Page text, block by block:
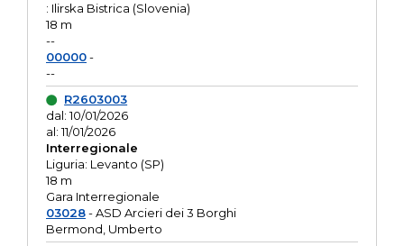
: Ilirska Bistrica (Slovenia)
18 m
--
00000-
--
R2603003
dal: 10/01/2026
al: 11/01/2026
Interregionale
Liguria: Levanto (SP)
18 m
Gara Interregionale
03028- ASD Arcieri dei 3 Borghi
Bermond, Umberto